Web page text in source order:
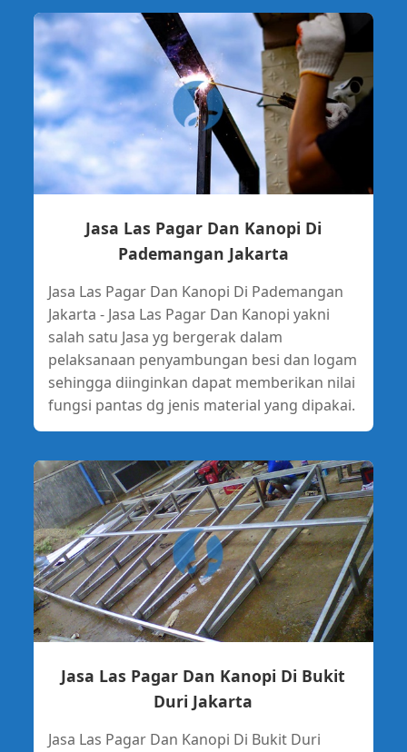
Jasa Las Pagar Dan Kanopi Di
Pademangan Jakarta
Jasa Las Pagar Dan Kanopi Di Pademangan
Jakarta - Jasa Las Pagar Dan Kanopi yakni
salah satu Jasa yg bergerak dalam
pelaksanaan penyambungan besi dan logam
sehingga diinginkan dapat memberikan nilai
fungsi pantas dg jenis material yang dipakai.
Jasa Las Pagar Dan Kanopi Di Bukit
Duri Jakarta
Jasa Las Pagar Dan Kanopi Di Bukit Duri